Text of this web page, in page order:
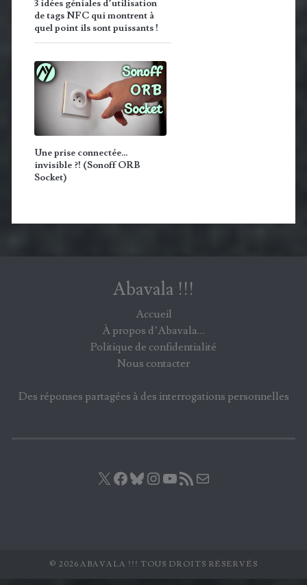
3 idées géniales d’utilisation
de tags NFC qui montrent à
quel point ils sont puissants !
Une prise connectée…
invisible ?! (Sonoff ORB
Socket)
Abavala !!!
Accueil
À propos d’Abavala…
Politique de confidentialité
Nous contacter
Des réponses partagées à des interrogations personnelles
X Facebook
Bluesky
Instagram
YouTube
Flux RSS
© 2026 ABAVALA !!! TOUS DROITS RÉSERVÉS